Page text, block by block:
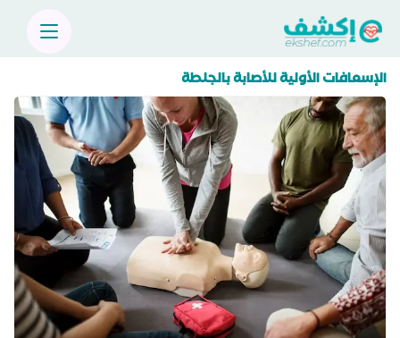
الإسعافات الأولية للأصابة بالجلطة